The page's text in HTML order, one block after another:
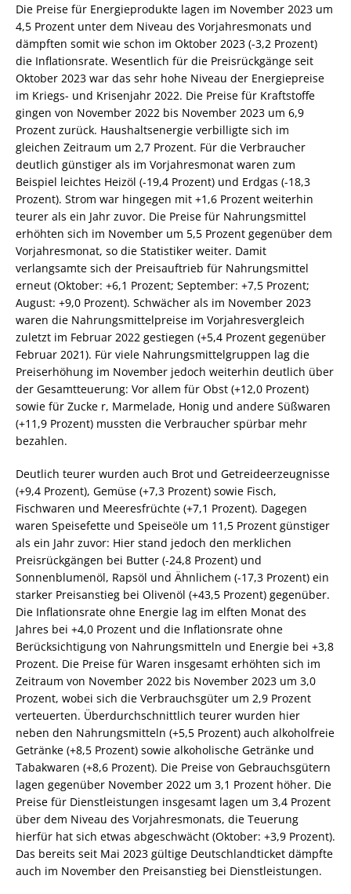
Die Preise für Energieprodukte lagen im November 2023 um
4,5 Prozent unter dem Niveau des Vorjahresmonats und
dämpften somit wie schon im Oktober 2023 (-3,2 Prozent)
die Inflationsrate. Wesentlich für die Preisrückgänge seit
Oktober 2023 war das sehr hohe Niveau der Energiepreise
im Kriegs- und Krisenjahr 2022. Die Preise für Kraftstoffe
gingen von November 2022 bis November 2023 um 6,9
Prozent zurück. Haushaltsenergie verbilligte sich im
gleichen Zeitraum um 2,7 Prozent. Für die Verbraucher
deutlich günstiger als im Vorjahresmonat waren zum
Beispiel leichtes Heizöl (-19,4 Prozent) und Erdgas (-18,3
Prozent). Strom war hingegen mit +1,6 Prozent weiterhin
teurer als ein Jahr zuvor. Die Preise für Nahrungsmittel
erhöhten sich im November um 5,5 Prozent gegenüber dem
Vorjahresmonat, so die Statistiker weiter. Damit
verlangsamte sich der Preisauftrieb für Nahrungsmittel
erneut (Oktober: +6,1 Prozent; September: +7,5 Prozent;
August: +9,0 Prozent). Schwächer als im November 2023
waren die Nahrungsmittelpreise im Vorjahresvergleich
zuletzt im Februar 2022 gestiegen (+5,4 Prozent gegenüber
Februar 2021). Für viele Nahrungsmittelgruppen lag die
Preiserhöhung im November jedoch weiterhin deutlich über
der Gesamtteuerung: Vor allem für Obst (+12,0 Prozent)
sowie für Zucke r, Marmelade, Honig und andere Süßwaren
(+11,9 Prozent) mussten die Verbraucher spürbar mehr
bezahlen.
Deutlich teurer wurden auch Brot und Getreideerzeugnisse
(+9,4 Prozent), Gemüse (+7,3 Prozent) sowie Fisch,
Fischwaren und Meeresfrüchte (+7,1 Prozent). Dagegen
waren Speisefette und Speiseöle um 11,5 Prozent günstiger
als ein Jahr zuvor: Hier stand jedoch den merklichen
Preisrückgängen bei Butter (-24,8 Prozent) und
Sonnenblumenöl, Rapsöl und Ähnlichem (-17,3 Prozent) ein
starker Preisanstieg bei Olivenöl (+43,5 Prozent) gegenüber.
Die Inflationsrate ohne Energie lag im elften Monat des
Jahres bei +4,0 Prozent und die Inflationsrate ohne
Berücksichtigung von Nahrungsmitteln und Energie bei +3,8
Prozent. Die Preise für Waren insgesamt erhöhten sich im
Zeitraum von November 2022 bis November 2023 um 3,0
Prozent, wobei sich die Verbrauchsgüter um 2,9 Prozent
verteuerten. Überdurchschnittlich teurer wurden hier
neben den Nahrungsmitteln (+5,5 Prozent) auch alkoholfreie
Getränke (+8,5 Prozent) sowie alkoholische Getränke und
Tabakwaren (+8,6 Prozent). Die Preise von Gebrauchsgütern
lagen gegenüber November 2022 um 3,1 Prozent höher. Die
Preise für Dienstleistungen insgesamt lagen um 3,4 Prozent
über dem Niveau des Vorjahresmonats, die Teuerung
hierfür hat sich etwas abgeschwächt (Oktober: +3,9 Prozent).
Das bereits seit Mai 2023 gültige Deutschlandticket dämpfte
auch im November den Preisanstieg bei Dienstleistungen.